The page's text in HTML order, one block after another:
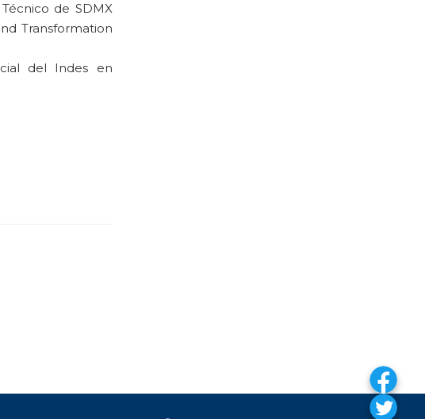
de SDMX
Transformation
del Indes en